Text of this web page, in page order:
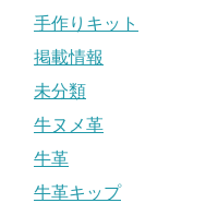
手作りキット
掲載情報
未分類
牛ヌメ革
牛革
牛革キップ